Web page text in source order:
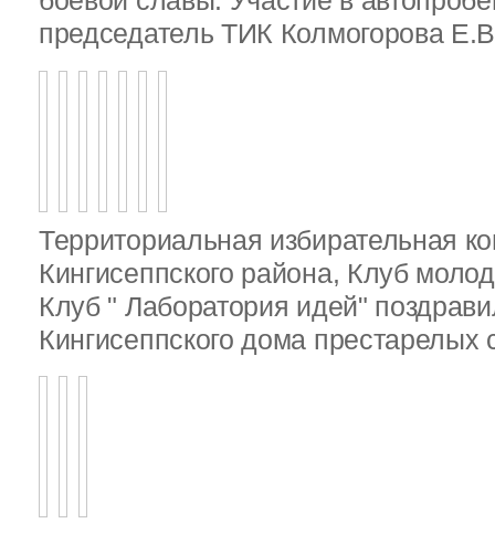
председатель ТИК Колмогорова
Территориальная избирательная
Кингисеппского района, Клуб
Клуб " Лаборатория идей"
Кингисеппского дома